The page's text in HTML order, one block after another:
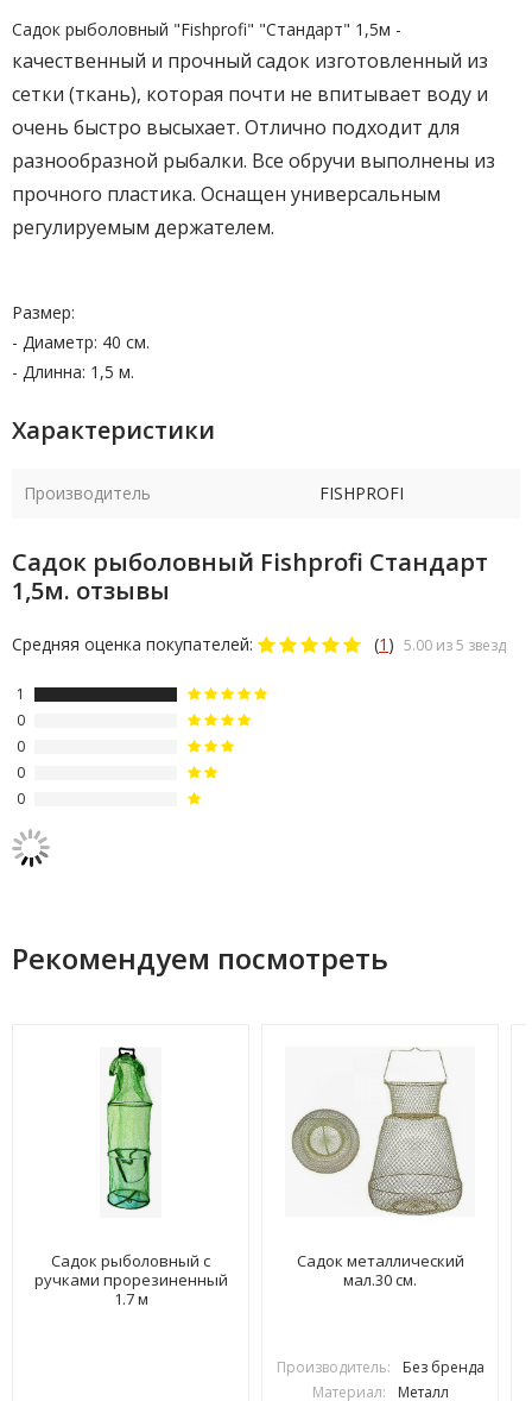
Садок рыболовный "Fishprofi" "Стандарт" 1,5м -
качественный и прочный садок изготовленный из
сетки (ткань), которая почти не впитывает воду и
очень быстро высыхает. Отлично подходит для
разнообразной рыбалки. Все обручи выполнены из
прочного пластика. Оснащен универсальным
регулируемым держателем.
Размер:
- Диаметр: 40 см.
- Длинна: 1,5 м.
Характеристики
Производитель FISHPROFI
Садок рыболовный Fishprofi Стандарт
1,5м. отзывы
Средняя оценка покупателей: (1 ) 5.00 из 5 звезд
1
0
0
0
0
Рекомендуем посмотреть
Садок рыболовный с
ручками прорезиненный
1.7 м
Садок металлический
мал.30 см.
Производитель:
Без бренда
Материал:
Металл